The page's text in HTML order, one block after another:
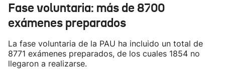
Fase voluntaria: más de 8700
exámenes preparados
La fase voluntaria de la PAU ha incluido un total de
8771 exámenes preparados, de los cuales 1854 no
llegaron a realizarse.